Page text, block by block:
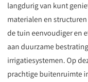
langdurig van kunt
materialen en
de tuin eenvoudiger en
aan duurzame
irrigatiesystemen. Op
prachtige buitenruimte